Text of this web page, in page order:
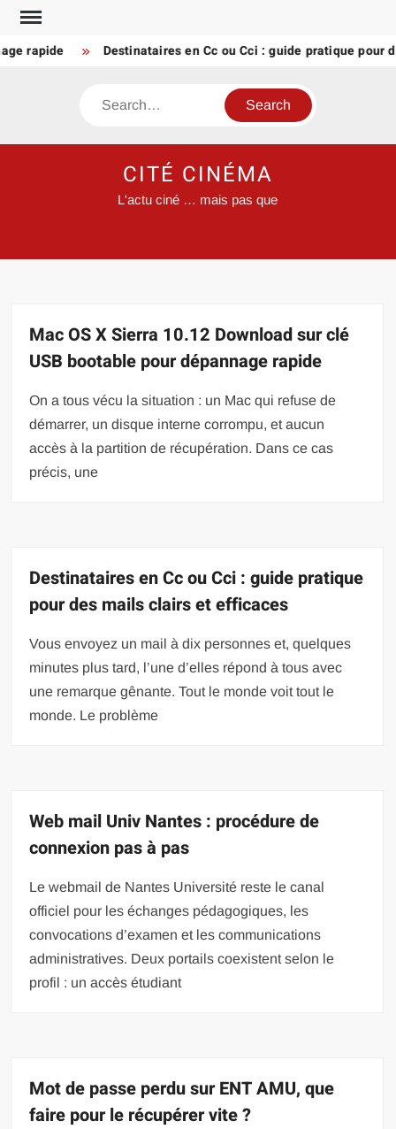
Skip
content
Destinataires en Cc ou Cci : guide pratique pour des
Search
CITÉ CINÉMA
L'actu ciné … mais pas que
Mac OS X Sierra 10.12 Download sur clé
USB bootable pour dépannage rapide
On a tous vécu la situation : un Mac qui refuse de
démarrer, un disque interne corrompu, et aucun
accès à la partition de récupération. Dans ce cas
précis, une
Destinataires en Cc ou Cci : guide pratique
pour des mails clairs et efficaces
Vous envoyez un mail à dix personnes et, quelques
minutes plus tard, l’une d’elles répond à tous avec
une remarque gênante. Tout le monde voit tout le
monde. Le problème
Web mail Univ Nantes : procédure de
connexion pas à pas
Le webmail de Nantes Université reste le canal
officiel pour les échanges pédagogiques, les
convocations d’examen et les communications
administratives. Deux portails coexistent selon le
profil : un accès étudiant
Mot de passe perdu sur ENT AMU, que
faire pour le récupérer vite ?